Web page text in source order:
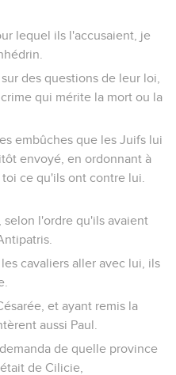
lequel ils l'accusaient, je
des questions de leur loi,
qui mérite la mort ou la
embûches que les Juifs lui
envoyé, en ordonnant à
ce qu'ils ont contre lui.
selon l'ordre qu'ils avaient
cavaliers aller avec lui, ils
et ayant remis la
aussi Paul.
de quelle province
de Cilicie,